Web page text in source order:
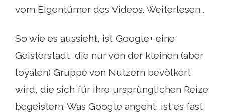
vom Eigentümer des Videos. Weiterlesen .
So wie es aussieht, ist Google+ eine
Geisterstadt, die nur von der kleinen (aber
loyalen) Gruppe von Nutzern bevölkert
wird, die sich für ihre ursprünglichen Reize
begeistern. Was Google angeht, ist es fast